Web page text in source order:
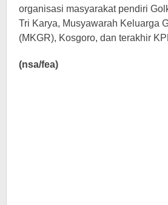
organisasi masyarakat pendiri
Tri Karya, Musyawarah Keluarga
(MKGR), Kosgoro, dan terakhir
(nsa/fea)